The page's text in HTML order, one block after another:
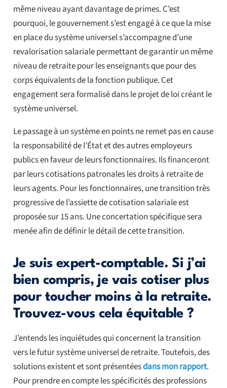
même niveau ayant davantage de primes. C’est
pourquoi, le gouvernement s’est engagé à ce que la mise
en place du système universel s’accompagne d’une
revalorisation salariale permettant de garantir un même
niveau de retraite pour les enseignants que pour des
corps équivalents de la fonction publique. Cet
engagement sera formalisé dans le projet de loi créant le
système universel.
Le passage à un système en points ne remet pas en cause
la responsabilité de l’État et des autres employeurs
publics en faveur de leurs fonctionnaires. Ils financeront
par leurs cotisations patronales les droits à retraite de
leurs agents. Pour les fonctionnaires, une transition très
progressive de l’assiette de cotisation salariale est
proposée sur 15 ans. Une concertation spécifique sera
menée afin de définir le détail de cette transition.
Je suis expert-comptable. Si j’ai
bien compris, je vais cotiser plus
pour toucher moins à la retraite.
Trouvez-vous cela équitable ?
J’entends les inquiétudes qui concernent la transition
vers le futur système universel de retraite. Toutefois, des
solutions existent et sont présentéesdans mon rapport.
Pour prendre en compte les spécificités des professions